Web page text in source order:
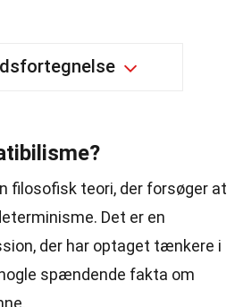
filosofisk teori, der forsøger at
Det er en
der har optaget tænkere i
spændende fakta om